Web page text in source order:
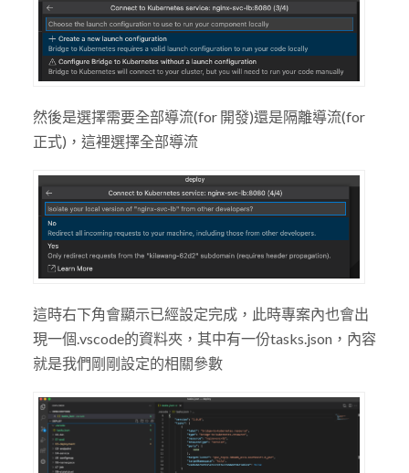
然後是選擇需要全部導流(for 開發)還是隔離導流(for
正式)，這裡選擇全部導流
這時右下角會顯示已經設定完成，此時專案內也會出
現一個.vscode的資料夾，其中有一份tasks.json，內容
就是我們剛剛設定的相關參數